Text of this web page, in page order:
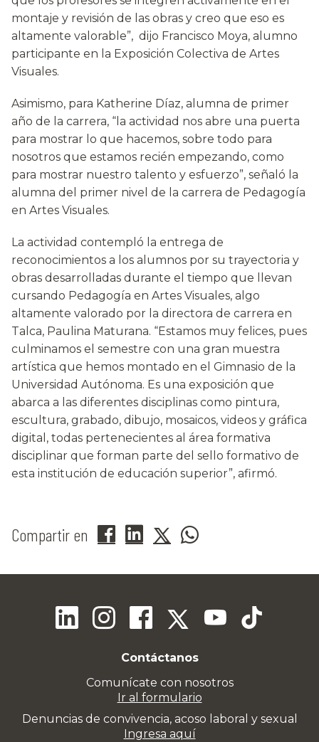
montaje y revisión de las obras y creo que eso es
altamente valorable”, dijo Francisco Moya, alumno
participante en la Exposición Colectiva de Artes
Visuales.
Asimismo, para Katherine Díaz, alumna de primer
año de la carrera, “la actividad nos abre una puerta
para mostrar lo que hacemos, sobre todo para
nosotros que estamos recién empezando, como
para mostrar nuestro talento y esfuerzo”, señaló la
alumna del primer nivel de la carrera de Pedagogía
en Artes Visuales.
La actividad contempló la entrega de
reconocimientos a los alumnos por su trayectoria y
obras desarrolladas durante el tiempo que llevan
cursando Pedagogía en Artes Visuales, algo
altamente valorado por la directora de carrera en
Talca, Paulina Maturana. “Estamos muy felices, pues
culminamos el semestre con una gran muestra
artística que hemos montado en el Gimnasio de la
Universidad Autónoma. Es una exposición que
abarca a las diferentes disciplinas como pintura,
escultura, grabado, dibujo, mosaicos, videos y gráfica
digital, todas pertenecientes al área formativa
disciplinar que forman parte del sello formativo de
esta institución de educación superior”, afirmó.
Compartir en
Contáctanos
Comunícate con nosotros
Ir al formulario
Denuncias de convivencia, acoso laboral y sexual
Ingresa aquí